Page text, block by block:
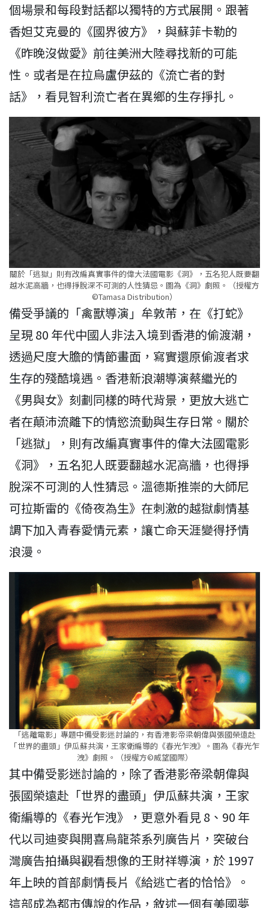
個場景和每段對話都以獨特的方式展開。跟著
香妲艾克曼的《國界彼方》，與蘇菲卡勒的
《昨晚沒做愛》前往美洲大陸尋找新的可能
性。或者是在拉烏盧伊茲的《流亡者的對
話》，看見智利流亡者在異鄉的生存掙扎。
關於「逃獄」則有改編真實事件的偉大法國電影《洞》，五名犯人既要翻
越水泥高牆，也得掙脫深不可測的人性猜忌。圖為《洞》劇照。（授權方
©Tamasa Distribution）
備受爭議的「禽獸導演」牟敦芾，在《打蛇》
呈現 80 年代中國人非法入境到香港的偷渡潮，
透過尺度大膽的情節畫面，寫實還原偷渡者求
生存的殘酷境遇。香港新浪潮導演蔡繼光的
《男與女》刻劃同樣的時代背景，更放大逃亡
者在顛沛流離下的情慾流動與生存日常。關於
「逃獄」，則有改編真實事件的偉大法國電影
《洞》，五名犯人既要翻越水泥高牆，也得掙
脫深不可測的人性猜忌。溫德斯推崇的大師尼
可拉斯雷的《倚夜為生》在刺激的越獄劇情基
調下加入青春愛情元素，讓亡命天涯變得抒情
浪漫。
「逃離電影」專題中備受影迷討論的，有香港影帝梁朝偉與張國榮遠赴
「世界的盡頭」伊瓜蘇共演，王家衛編導的《春光乍洩》。圖為《春光乍
洩》劇照。（授權方©威望國際）
其中備受影迷討論的，除了香港影帝梁朝偉與
張國榮遠赴「世界的盡頭」伊瓜蘇共演，王家
衛編導的《春光乍洩》，更意外看見 8、90 年
代以司迪麥與開喜烏龍茶系列廣告片，突破台
灣廣告拍攝與觀看想像的王財祥導演，於 1997
年上映的首部劇情長片《給逃亡者的恰恰》。
這部成為都市傳說的作品，敘述一個有美國夢